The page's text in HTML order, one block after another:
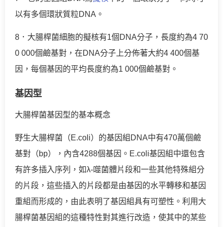
以有多個環狀質粒DNA。
8．大腸桿菌細胞的擬核有1個DNA分子，長度約為4 70
0 000個鹼基對，在DNA分子上分佈著大約4 400個基
因，每個基因的平均長度約為1 000個鹼基對。
基因型
大腸桿菌基因型的基本概念
野生大腸桿菌（E.coli）的基因組DNA中有470萬個鹼
基對（bp），內含4288個基因。E.coli基因組中還包含
有許多插入序列，如λ-噬菌體片段和一些其他特殊組分
的片段，這些插入的片段都是由基因的水平轉移和基因
重組而形成的，由此表明了基因組具有可塑性。利用大
腸桿菌基因組的這種特性對其進行改造，使其中的某些